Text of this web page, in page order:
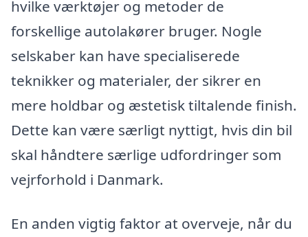
hvilke værktøjer og metoder de
forskellige autolakører bruger. Nogle
selskaber kan have specialiserede
teknikker og materialer, der sikrer en
mere holdbar og æstetisk tiltalende finish.
Dette kan være særligt nyttigt, hvis din bil
skal håndtere særlige udfordringer som
vejrforhold i Danmark.
En anden vigtig faktor at overveje, når du